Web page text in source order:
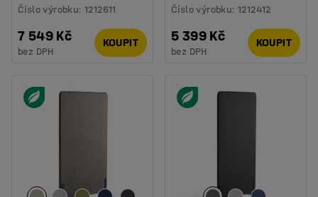
Číslo výrobku:1212611
7 549 Kč
bez DPH
KOUPIT
Číslo výrobku:1212412
5 399 Kč
bez DPH
KOUPIT